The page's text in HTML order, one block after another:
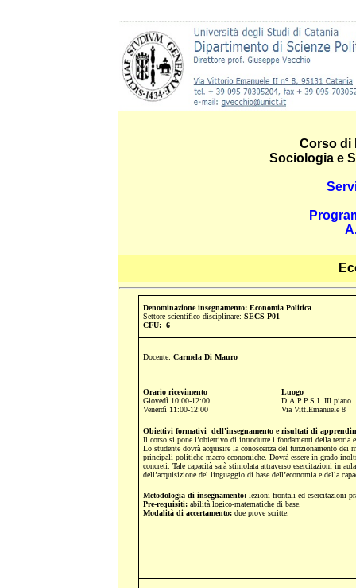
Corso di
Sociologia e
Denominazione insegnamento: Economia Politica
Settore scientifico-disciplinare: SECS-P01
CFU: 6
Docente: Carmela Di Mauro
Orario ricevimento
Giovedì 10:00-12:00
Venerdì 11:00-12:00
Luogo
D.A.P.P.S.I. III piano
Via Vitt.Emanuele 8
Obiettivi formativi dell'insegnamento e risultati di
Il corso si pone l’obiettivo di introdurre i fondamenti della teoria
Lo studente dovrà acquisire la conoscenza del funzionamento
principali politiche macro-economiche. Dovrà essere in grado
concreti. Tale capacità sarà stimolata attraverso esercitazioni in
dell’acquisizione del linguaggio di base dell’economia e della
Metodologia di insegnamento:lezioni frontali ed esercitazioni
Pre-requisiti: abilità logico-matematiche di base.
Modalità di accertamento: due prove scritte.